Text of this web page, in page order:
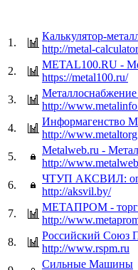
1.
Калькулятор-
http://metal-
2.
METAL100.RU -
https://metal100.ru/
3.
http://
4.
Информагенство
http://
5.
Metalweb.ru -
http://
6.
ЧТУП АКСВИЛ:
http://aksvil.by/
7.
МЕТАПРОМ -
http://
8.
Российский Союз
http://www.rspm.ru
Сильные Машины